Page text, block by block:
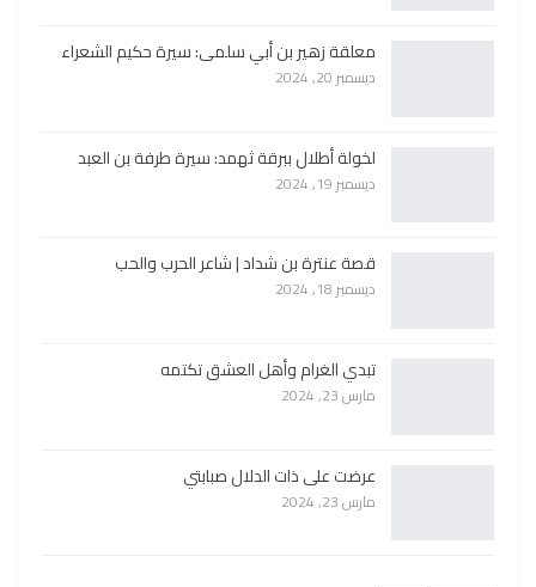
معلقة زهير بن أبي سلمى: سيرة حكيم الشعراء
ديسمبر 20, 2024
لخولة أطلال ببرقة ثهمد: سيرة طرفة بن العبد
ديسمبر 19, 2024
قصة عنترة بن شداد | شاعر الحرب والحب
ديسمبر 18, 2024
تبدي الغرام وأهل العشق تكتمه
مارس 23, 2024
عرضت على ذات الدلال صبابتي
مارس 23, 2024